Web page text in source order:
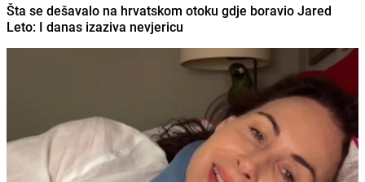
Šta se dešavalo na hrvatskom otoku gdje boravio Jared
Leto: I danas izaziva nevjericu